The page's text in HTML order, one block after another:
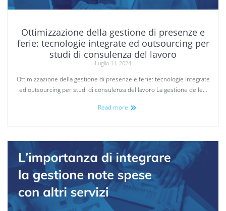
Ottimizzazione della gestione di presenze e
ferie: tecnologie integrate ed outsourcing per
studi di consulenza del lavoro
Luglio 11, 2024
Ottimizzazione della gestione di presenze e ferie: tecnologie integrate
ed outsourcing per studi di consulenza del lavoro La gestione delle…
Read more